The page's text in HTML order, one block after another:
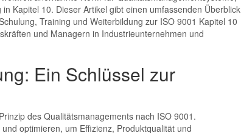
Kapitel 10. Dieser Artikel gibt einen umfassenden Überblick
Training und Weiterbildung zur ISO 9001 Kapitel 10
und Managern in Industrieunternehmen und
Ein Schlüssel zur
des Qualitätsmanagements nach ISO 9001.
optimieren, um Effizienz, Produktqualität und